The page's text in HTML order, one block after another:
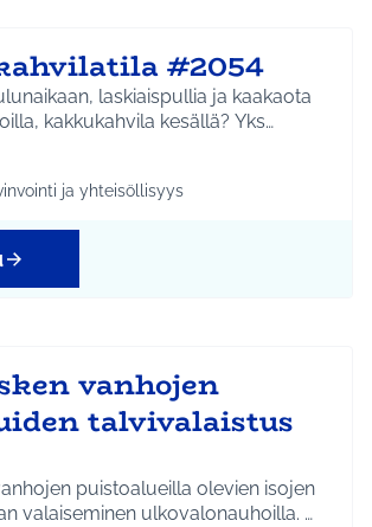
#2054
laskiaispullia ja kaakaota
kakkukahvila kesällä? Yks…
mukaan: Hyrylä
tulokset teeman mukaan: Hyvinvointi ja
ja yhteisöllisyys
vanhojen
talvivalaistus
puistoalueilla olevien isojen
valaiseminen ulkovalonauhoilla. …